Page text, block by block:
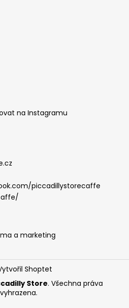
na Instagramu
piccadillystorecaffe
a marketing
Shoptet
Store. Všechna práva
vyhrazena.